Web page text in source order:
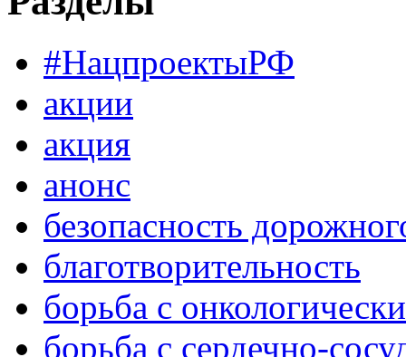
#НацпроектыРФ
акции
акция
анонс
безопасность
благотворительность
борьба с
борьба с сердечно-